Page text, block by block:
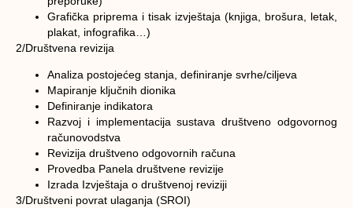
Grafička priprema i tisak izvještaja (knjiga, brošura, letak,
plakat, infografika…)
2/Društvena revizija
Analiza postojećeg stanja, definiranje svrhe/ciljeva
Mapiranje ključnih dionika
Definiranje indikatora
Razvoj i implementacija sustava društveno odgovornog
računovodstva
Revizija društveno odgovornih računa
Provedba Panela društvene revizije
Izrada Izvještaja o društvenoj reviziji
3/Društveni povrat ulaganja (SROI)